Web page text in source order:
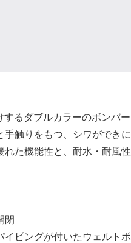
るダブルカラーのボンバー
手触りをもつ、シワができに
れた機能性と、耐水・耐風性
閉
イピングが付いたウェルトポ